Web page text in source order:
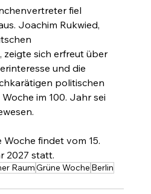
fiel
Joachim Rukwied,
zeigte sich erfreut über
und die
politischen
im 100. Jahr sei
Woche findet vom 15.
2027 statt.
RaumGrüne Woche Berlin